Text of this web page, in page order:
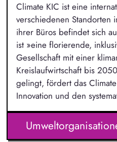
Climate KIC ist eine
verschiedenen Standorten
ihrer Büros befindet sich
ist »eine florierende,
Gesellschaft mit einer
Kreislaufwirtschaft bis
gelingt, fördert das
Innovation und den